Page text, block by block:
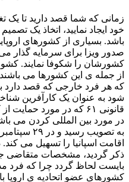
زمانی که شما قصد دارید تا یک
خود ایجاد نمایید، اتخاذ یک
باشد. بسیاری از کشورهای
صدور ویزا برای سرمایه گذار می
کشورشان را شکوفا نمایند.
از جمله ی این کشورها می
که هر فرد خارجی که قصد دارد
شود به عنوان یک کارآفرین
به تصویب
اقامت اسپانیا را تسهیل می
ذکر گردید، مشخصات متقاضی
بایست لحاظ گردد چرا که فرد
کشورهای عضو اتحادیه ی اروپا